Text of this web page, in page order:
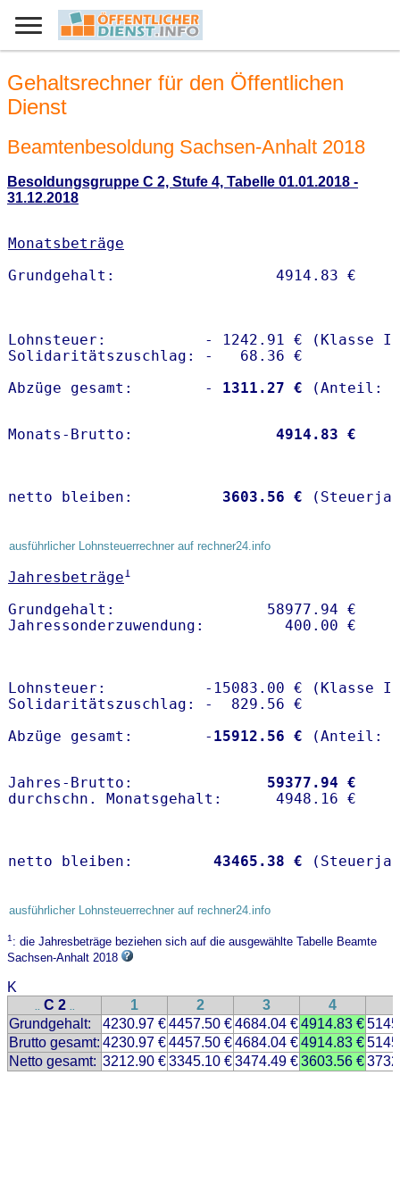
Gehaltsrechner für den Öffentlichen
Dienst
Beamtenbesoldung Sachsen-Anhalt 2018
Besoldungsgruppe C 2, Stufe 4, Tabelle 01.01.2018 -
31.12.2018
Monatsbeträge
Lohnsteuer:           - 1242.91 € (Klasse I)
Solidaritätszuschlag: -   68.36 €
Abzüge gesamt:        -
1311.27 €
Monats-Brutto: 4914.83 €
netto bleiben: 3603.56 €
ausführlicher Lohnsteuerrechner auf rechner24.info
Jahresbeträge1
Grundgehalt:                 58977.94 €
Lohnsteuer:           -15083.00 € (Klasse I)
Solidaritätszuschlag: -  829.56 €
Abzüge gesamt:        - 15912.56 €
Jahres-Brutto: 59377.94 €
netto bleiben: 43465.38 €
ausführlicher Lohnsteuerrechner auf rechner24.info
1: die Jahresbeträge beziehen sich auf die ausgewählte Tabelle Beamte
Sachsen-Anhalt 2018
K
.. C 2 .. 1 2 3 4
Grundgehalt:
4230.97 €4457.50 €4684.04 €4914.83 €
Brutto gesamt: 4230.97 €4457.50 €4684.04 €4914.83 €
Netto gesamt: 3212.90 €3345.10 €3474.49 €3603.56 €